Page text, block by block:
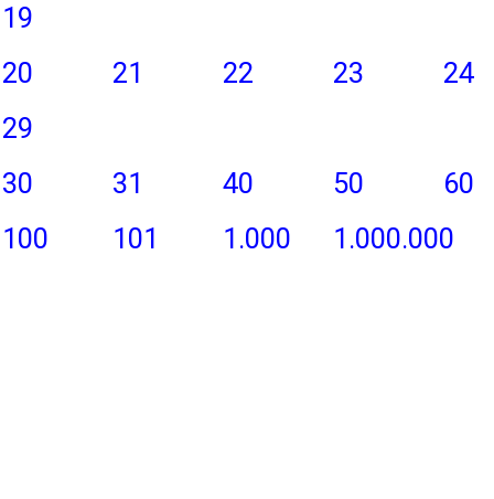
19
20
21 22 23
24
29
30
31 40 50
60
100
101 1.000 1.000.000